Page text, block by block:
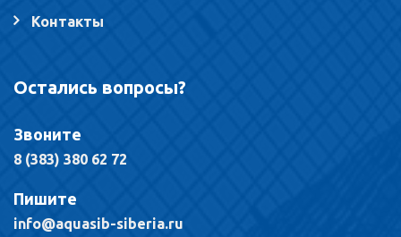
Контакты
Остались вопросы?
Звоните
8 (383) 380 62 72
Пишите
info@aquasib-siberia.ru